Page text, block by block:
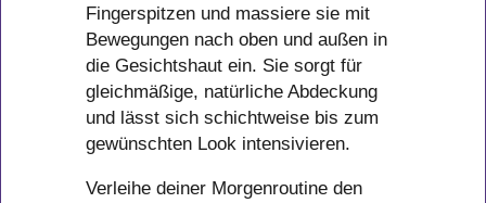
Fingerspitzen und massiere sie mit
Bewegungen nach oben und außen in
die Gesichtshaut ein. Sie sorgt für
gleichmäßige, natürliche Abdeckung
und lässt sich schichtweise bis zum
gewünschten Look intensivieren.
Verleihe deiner Morgenroutine den